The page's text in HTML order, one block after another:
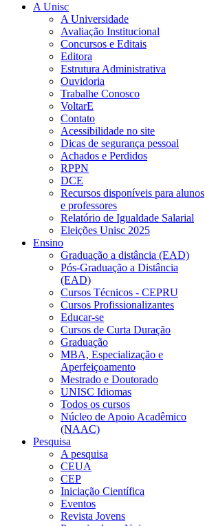
A Unisc
A Universidade
Avaliação Institucional
Concursos e Editais
Editora
Estrutura Administrativa
Ouvidoria
Trabalhe Conosco
VoltarE
Contato
Acessibilidade no site
Dicas de segurança pessoal
Achados e Perdidos
RPPN
DCE
Recursos disponíveis para alunos
e professores
Relatório de Igualdade Salarial
Eleições Unisc 2025
Ensino
Graduação a distância (EAD)
Pós-Graduação a Distância
(EAD)
Cursos Técnicos - CEPRU
Cursos Profissionalizantes
Educar-se
Cursos de Curta Duração
Graduação
MBA, Especialização e
Aperfeiçoamento
Mestrado e Doutorado
UNISC Idiomas
Todos os cursos
Núcleo de Apoio Acadêmico
(NAAC)
Pesquisa
A pesquisa
CEUA
CEP
Iniciação Científica
Eventos
Revista Jovens